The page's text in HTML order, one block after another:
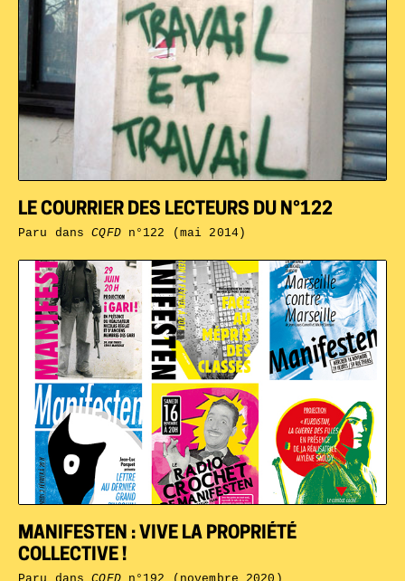
MANIFESTEN : VIVE LA PROPRIÉTÉ
COLLECTIVE !
LE COURRIER DES LECTEURS DU N°122
Paru dansCQFDn°122 (mai 2014)